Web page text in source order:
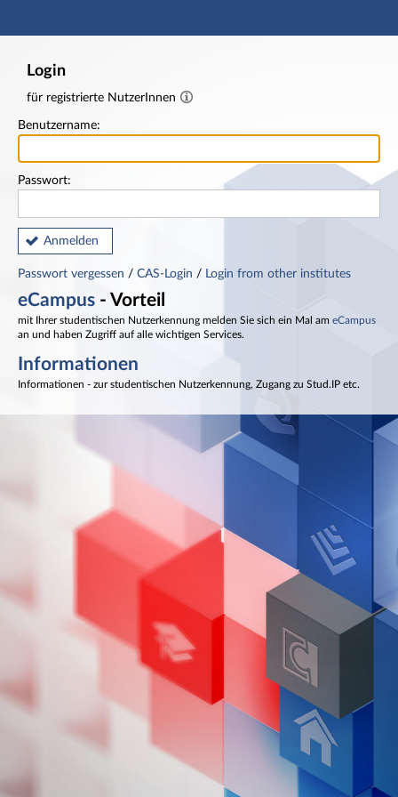
Hauptnavigation
Login
für registrierte NutzerInnen
Benutzername:
Passwort:
Anmelden
Passwort vergessen / CAS-Login / Login from other institutes
eCampus - Vorteil
mit Ihrer studentischen Nutzerkennung melden Sie sich ein Mal am eCampus
an und haben Zugriff auf alle wichtigen Services.
Informationen
Informationen - zur studentischen Nutzerkennung, Zugang zu Stud.IP etc.